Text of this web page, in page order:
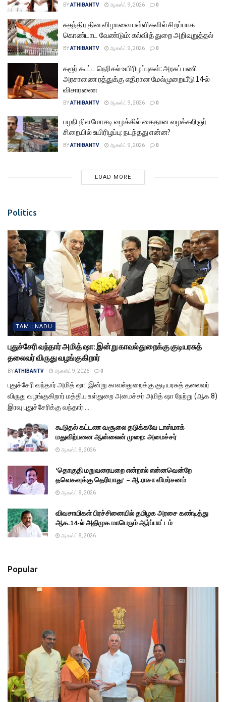
BYATHIBANTV ஆகஸ்ட் 9, 2026 0
சுதந்திர தின விழாவை பள்ளிகளில் சிறப்பாக
கொண்டாட வேண்டும்: கல்வித் துறை அறிவுறுத்தல்
BYATHIBANTV ஆகஸ்ட் 9, 2026 0
கரூர் கூட்ட நெரிசல் உயிரிழப்புகள்: அரசுப் பணி
அரசாணை ரத்துக்கு எதிரான மேல்முறையீடு 14-ல்
விசாரணை
BYATHIBANTV ஆகஸ்ட் 9, 2026 0
பழநி நில மோசடி வழக்கில் கைதான வழக்கறிஞர்
சிறையில் உயிரிழப்பு: நடந்தது என்ன?
BYATHIBANTV ஆகஸ்ட் 9, 2026 0
LOAD MORE
Politics
TAMILNADU
புதுச்சேரி வந்தார் அமித் ஷா: இன்று காவல்துறைக்கு குடியரசுத்
தலைவர் விருது வழங்குகிறார்
BYATHIBANTV ஆகஸ்ட் 9, 2026 0
புதுச்சேரி வந்தார் அமித் ஷா: இன்று காவல்துறைக்கு குடியரசுத் தலைவர்
விருது வழங்குகிறார் மத்திய உள்துறை அமைச்சர் அமித் ஷா நேற்று (ஆக.8)
இரவு புதுச்சேரிக்கு வந்தார்....
கூடுதல் கட்டண வசூலை தடுக்கவே டாஸ்மாக்
மதுவிற்பனை ஆன்லைன் முறை: அமைச்சர்
ஆகஸ்ட் 8, 2026
‘தொகுதி மறுவரையறை என்றால் என்னவென்றே
தவெகவுக்கு தெரியாது’ – ஆ.ராசா விமர்சனம்
ஆகஸ்ட் 8, 2026
விவசாயிகள் பிரச்சினையில் தமிழக அரசை கண்டித்து
ஆக.14-ல் அதிமுக மாபெரும் ஆர்ப்பாட்டம்
ஆகஸ்ட் 8, 2026
Popular